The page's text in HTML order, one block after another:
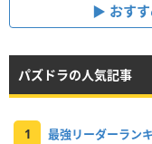
おす
パズドラの人気記事
1 最強リーダーラン